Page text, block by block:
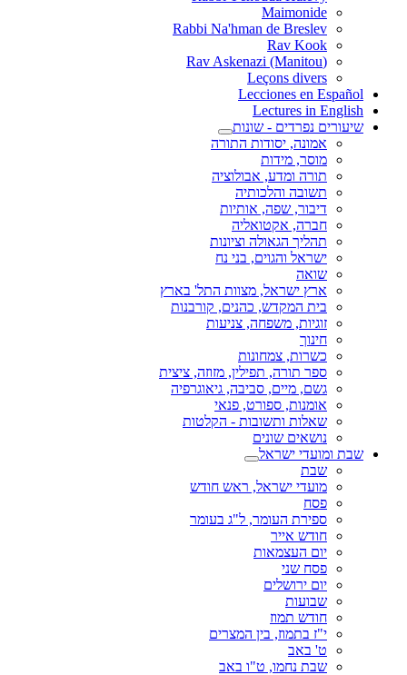
Maimonide
Rabbi Na'hman de Breslev
Rav Kook
(Rav Askenazi (Manitou
Leçons divers
Lecciones en Español
Lectures in English
שיעורים נפרדים - שונות
אמונה, יסודות התורה
מוסר, מידות
תורה ומדע, אבולוציה
תשובה והלכותיה
דיבור, שפה, אותיות
חברה, אקטואליה
תהליך הגאולה וציונות
ישראל והגוים, בני נח
שואה
ארץ ישראל, מצוות התל' בארץ
בית המקדש, כהנים, קורבנות
זוגיות, משפחה, צניעות
חינוך
כשרות, צמחונות
ספר תורה, תפילין, מזוזה, ציצית
גשם, מיים, סביבה, גיאוגרפיה
אומנות, ספורט, פנאי
שאלות ותשובות - הקלטות
נושאים שונים
שבת ומועדי ישראל
שבת
מועדי ישראל, ראש חודש
פסח
ספירת העומר, ל"ג בעומר
חודש אייר
יום העצמאות
פסח שני
יום ירושלים
שבועות
חודש תמוז
י"ז בתמוז, בין המצרים
ט' באב
שבת נחמו, ט"ו באב